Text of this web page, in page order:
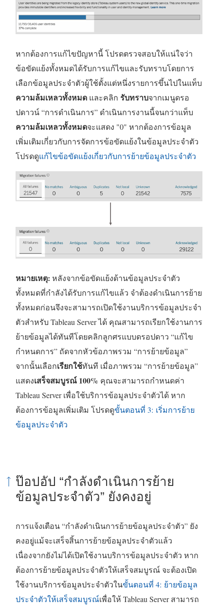
หากต้องการแก้ไขปัญหานี้ โปรดตรวจสอบให้แน่ใจว่า
ข้อขัดแย้งทั้งหมดได้รับการแก้ไขและรับทราบโดยการ
เลือกข้อมูลประจำตัวผู้ใช้ตั้งแต่หนึ่งรายการขึ้นไปในแท็บ
ความล้มเหลวทั้งหมด และคลิก รับทราบจากเมนูดรอ
ปดาวน์ “การดำเนินการ” ดำเนินการงานนี้จนกว่าแท็บ
ความล้มเหลวทั้งหมดจะแสดง "0" หากต้องการข้อมูล
เพิ่มเติมเกี่ยวกับการจัดการข้อขัดแย้งในข้อมูลประจำตัว
โปรดดูแก้ไขข้อขัดแย้งเกี่ยวกับการย้ายข้อมูลประจำตัว
หมายเหตุ: หลังจากข้อขัดแย้งด้านข้อมูลประจำตัว
ทั้งหมดที่กำลังได้รับการแก้ไขแล้ว จำต้องดำเนินการย้าย
ทั้งหมดก่อนจึงจะสามารถเปิดใช้งานบริการข้อมูลประจำ
ตัวสำหรับ Tableau Server ได้ คุณสามารถเรียกใช้งานการ
ย้ายข้อมูลได้ทันทีโดยคลิกลูกศรแบบดรอปดาว “แก้ไข
กำหนดการ” ถัดจากหัวข้อภาพรวม “การย้ายข้อมูล”
จากนั้นเลือกเรียกใช้ทันที เมื่อภาพรวม “การย้ายข้อมูล”
แสดงเสร็จสมบูรณ์ 100% คุณจะสามารถกำหนดค่า
Tableau Server เพื่อใช้บริการข้อมูลประจำตัวได้ หาก
ต้องการข้อมูลเพิ่มเติม โปรดดูขั้นตอนที่ 3: เริ่มการย้าย
ข้อมูลประจำตัว
ป๊อปอัป “กำลังดำเนินการย้าย
ข้อมูลประจำตัว” ยังคงอยู่
การแจ้งเตือน “กำลังดำเนินการย้ายข้อมูลประจำตัว” ยัง
คงอยู่แม้จะเสร็จสิ้นการย้ายข้อมูลประจำตัวแล้ว
เนื่องจากยังไม่ได้เปิดใช้งานบริการข้อมูลประจำตัว หาก
ต้องการย้ายข้อมูลประจำตัวให้เสร็จสมบูรณ์ จะต้องเปิด
ใช้งานบริการข้อมูลประจำตัวในขั้นตอนที่ 4: ย้ายข้อมูล
ประจำตัวให้เสร็จสมบูรณ์เพื่อให้ Tableau Server สามารถ